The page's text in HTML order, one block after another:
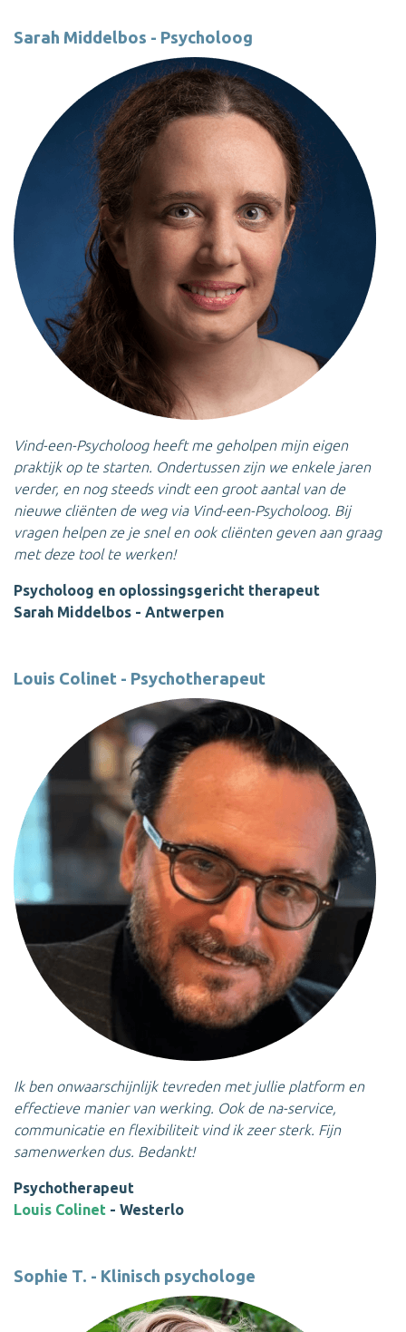
Sarah Middelbos - Psycholoog
Vind-een-Psycholoog heeft me geholpen mijn eigen
praktijk op te starten. Ondertussen zijn we enkele jaren
verder, en nog steeds vindt een groot aantal van de
nieuwe cliënten de weg via Vind-een-Psycholoog. Bij
vragen helpen ze je snel en ook cliënten geven aan graag
met deze tool te werken!
Psycholoog en oplossingsgericht therapeut
Sarah Middelbos - Antwerpen
Louis Colinet - Psychotherapeut
Ik ben onwaarschijnlijk tevreden met jullie platform en
effectieve manier van werking. Ook de na-service,
communicatie en flexibiliteit vind ik zeer sterk. Fijn
samenwerken dus. Bedankt!
Psychotherapeut
Louis Colinet - Westerlo
Sophie T. - Klinisch psychologe